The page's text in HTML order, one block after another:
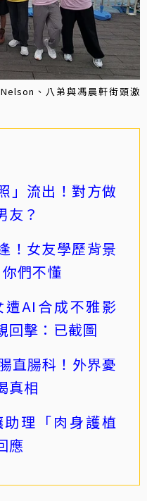
、八弟與馮晨軒街頭激
」流出！對方做
？
！女友學歷背景
們不懂
AI合成不雅影
擊：已截圖
直腸科！外界憂
真相
理「肉身護植
應